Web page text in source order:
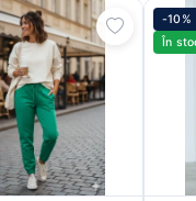
-10%
În